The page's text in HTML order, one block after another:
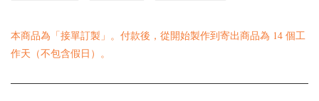
本商品為「接單訂製」。付款後，從開始製作到寄出商品為 14 個工
作天（不包含假日）。